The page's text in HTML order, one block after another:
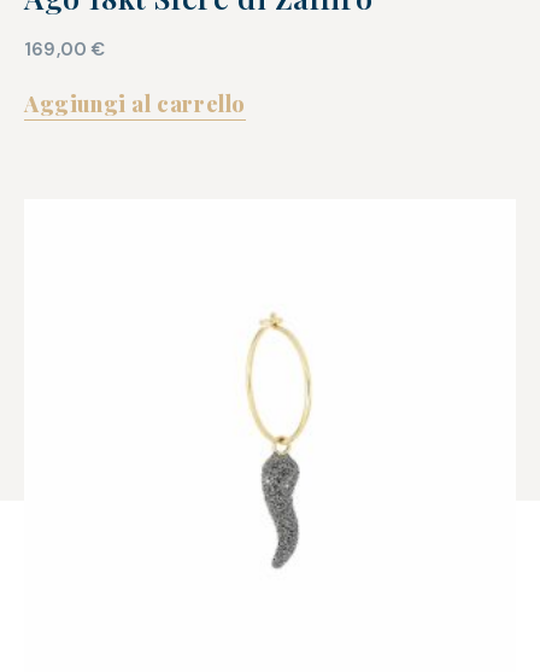
169,00€
Aggiungi al carrello